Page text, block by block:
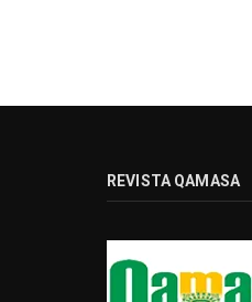
REVISTA QAMASA